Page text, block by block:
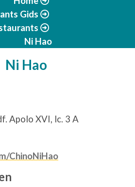
Gids
Ni Hao
Ni Hao
Apolo XVI, lc. 3 A
ChinoNiHao